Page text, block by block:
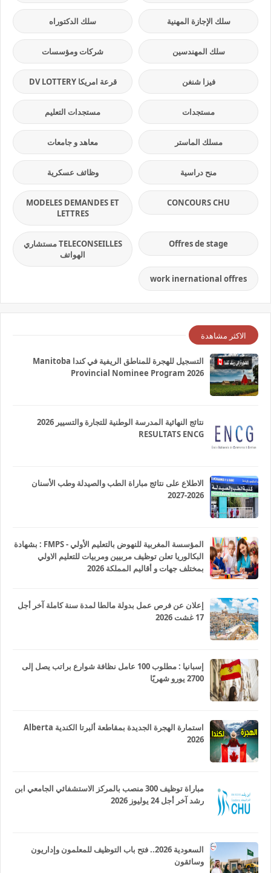
سلك الإجازة المهنية سلك الدكتوراه
سلك المهندسين شركات ومؤسسات
فيزا شنغن قرعة امريكا DV LOTTERY
مستجدات مستجدات التعليم
مسلك الماستر معاهد و جامعات
منح دراسية وظائف عسكرية
CONCOURS CHU
MODELES DEMANDES ET
LETTRES
Offres de stage
TELECONSEILLES مستشاري
الهواتف
work inernational offres
الاكثر مشاهدة
التسجيل للهجرة للمناطق الريفية في كندا Manitoba
Provincial Nominee Program 2026
نتائج النهائية المدرسة الوطنية للتجارة والتسيير 2026
RESULTATS ENCG
الاطلاع على نتائج مباراة الطب والصيدلة وطب الأسنان
2026-2027
المؤسسة المغربية للنهوض بالتعليم الأولي - FMPS : بشهادة
البكالوريا تعلن توظيف مربيين ومربيات للتعليم الاولي
بمختلف جهات و أقاليم المملكة 2026
إعلان عن فرص عمل بدولة مالطا لمدة سنة كاملة آخر أجل
17 غشت 2026
إسبانيا : مطلوب 100 عامل نظافة شوارع براتب يصل إلى
2700 يورو شهريًا
استمارة الهجرة الجديدة بمقاطعة ألبرتا الكندية Alberta
2026
مباراة توظيف 300 منصب بالمركز الاستشفائي الجامعي ابن
رشد آخر أجل 24 يوليوز 2026
السعودية 2026.. فتح باب التوظيف للمعلمون وإداريون
وسائقون